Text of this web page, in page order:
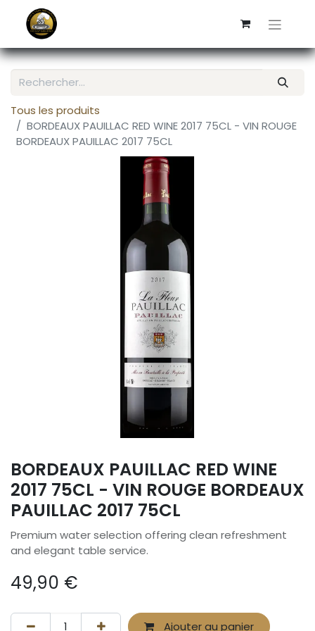
Tous les produits
BORDEAUX PAUILLAC RED WINE 2017 75CL - VIN ROUGE
BORDEAUX PAUILLAC 2017 75CL
BORDEAUX PAUILLAC RED WINE
2017 75CL - VIN ROUGE BORDEAUX
PAUILLAC 2017 75CL
Premium water selection offering clean refreshment
and elegant table service.
49,90 €
Ajouter au panier